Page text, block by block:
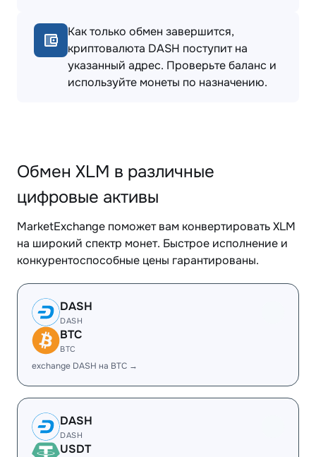
Как только обмен завершится,
криптовалюта DASH поступит на
указанный адрес. Проверьте баланс и
используйте монеты по назначению.
Обмен XLM в различные
цифровые активы
MarketExchange поможет вам конвертировать XLM
на широкий спектр монет. Быстрое исполнение и
конкурентоспособные цены гарантированы.
DASH
DASH
BTC
BTC
exchange DASH на BTC →
DASH
DASH
USDT